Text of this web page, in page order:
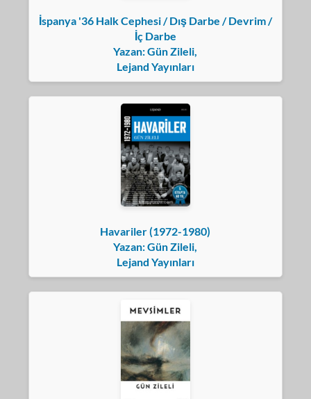
İspanya '36 Halk Cephesi / Dış Darbe / Devrim /
İç Darbe
Yazan: Gün Zileli,
Lejand Yayınları
Havariler (1972-1980)
Yazan: Gün Zileli,
Lejand Yayınları